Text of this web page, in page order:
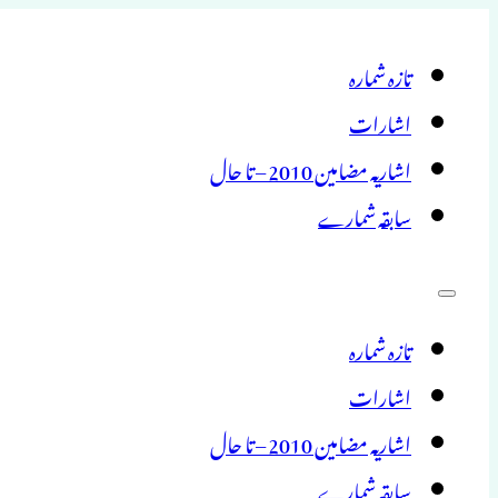
تازہ شمارہ
اشارات
اشاریہ مضامین 2010 – تا حال
سابقہ شمارے
تازہ شمارہ
اشارات
اشاریہ مضامین 2010 – تا حال
سابقہ شمارے